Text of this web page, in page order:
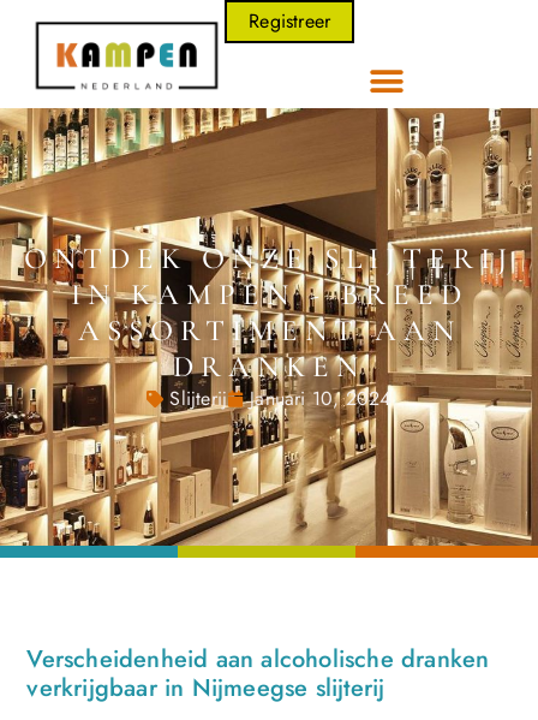
Registreer
ONTDEK ONZE SLIJTERIJ
IN KAMPEN - BREED
ASSORTIMENT AAN
DRANKEN
Slijterij Januari 10, 2024
Verscheidenheid aan alcoholische dranken
verkrijgbaar in Nijmeegse slijterij